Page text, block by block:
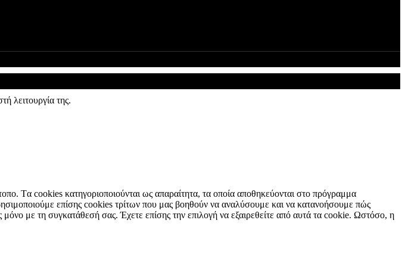
λειτουργία της.
Tα cookies κατηγοριοποιούνται ως απαραίτητα, τα οποία αποθηκεύονται στο πρόγραμμα
επίσης cookies τρίτων που μας βοηθούν να αναλύσουμε και να κατανοήσουμε πώς
με τη συγκατάθεσή σας. Έχετε επίσης την επιλογή να εξαιρεθείτε από αυτά τα cookie. Ωστόσο, η